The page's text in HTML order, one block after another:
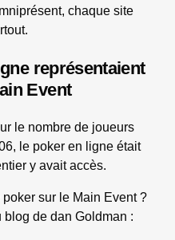
chaque site
représentaient
Event
le nombre de joueurs
le poker en ligne était
y avait accès.
sur le Main Event ?
de dan Goldman :